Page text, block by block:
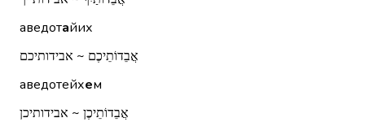
аведотайих
אֲבֵדוֹתֵיכֶם ~ אבידותיכם
аведотейхем
אֲבֵדוֹתֵיכֶן ~ אבידותיכן